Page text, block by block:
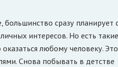
большинство сразу планирует
интересов. Но есть такие
любому человеку.
Снова побывать в детстве